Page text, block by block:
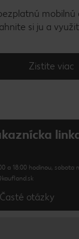
mobilnú
si ju a
Zistite viac
a 18:00 hodinou, sobota
Časté otázky